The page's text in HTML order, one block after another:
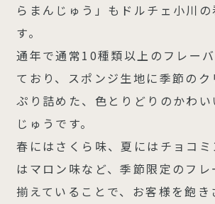
らまんじゅう」もドルチェ小川
す。
通年で通常10種類以上のフレー
ており、スポンジ生地に季節のク
ぷり詰めた、色とりどりのかわ
じゅうです。
春にはさくら味、夏にはチョコ
はマロン味など、季節限定のフレ
揃えていることで、お客様を飽き